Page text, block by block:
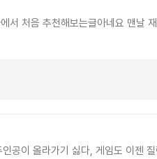
서 처음 추천해보는글아네요 맨날
쓰던가하지 ㅋㅋㅋㅋ 300자쓰라
독자랑 작가가 개거품물고 지랄발광
공이 올라가기 싫다, 게임도 이젠